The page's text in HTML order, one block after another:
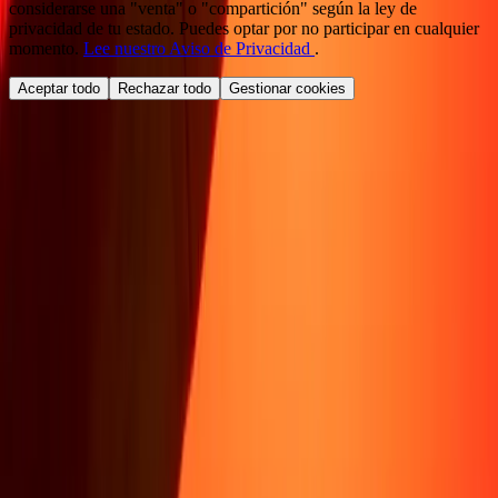
considerarse una "venta" o "compartición" según la ley de
privacidad de tu estado. Puedes optar por no participar en cualquier
momento. Lee nuestro Aviso de Privacidad .
Aceptar todo Rechazar todo Gestionar cookies